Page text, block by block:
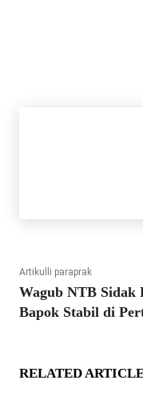
Artikulli paraprak
Wagub NTB Sidak
Bapok Stabil di
RELATED